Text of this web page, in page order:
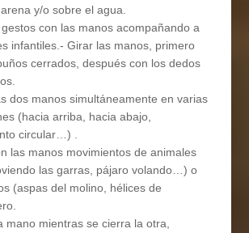
y/o sobre el agua.
con las manos acompañando a
infantiles.- Girar las manos, primero
cerrados, después con los dedos
dos manos simultáneamente en varias
(hacia arriba, hacia abajo,
circular…) .
las manos movimientos de animales
las garras, pájaro volando…) o
(aspas del molino, hélices de
mano mientras se cierra la otra,